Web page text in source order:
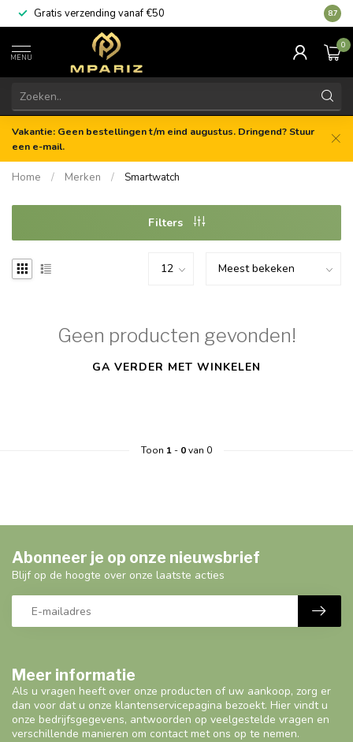
Gratis verzending vanaf €50 8.7
MENU
0
Vakantie: Geen bestellingen t/m eind augustus. Dringend? Stuur
een e-mail.
Home / Merken / Smartwatch
Filters
Geen producten gevonden!
GA VERDER MET WINKELEN
Toon 1- 0van 0
Meer informatie
Als u vragen heeft over onze producten of uw aankoop, zorg er
dan voor dat u onze klantenservicepagina bezoekt. Hier vindt u
onze bedrijfsgegevens, antwoorden op veelgestelde vragen en
verschillende manieren om contact met ons op te nemen.
Abonneer je op onze nieuwsbrief
Blijf op de hoogte over onze laatste acties